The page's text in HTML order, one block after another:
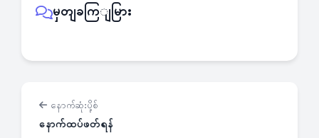
မှတျခကြျမြား
နောက်ဆုံးပို့စ်
နောက်ထပ်ဖတ်ရန်